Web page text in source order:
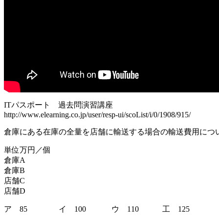
ITパスポート 過去問演習講座
http://www.elearning.co.jp/user/resp-ui/scoList/i/0/1908/915/
倉庫にある在庫の全量を店舗に輸送する場合の輸送費用につ
単位万円／個
倉庫A
倉庫B
店舗C
店舗D
ア 85 イ 100 ウ 110 工 125